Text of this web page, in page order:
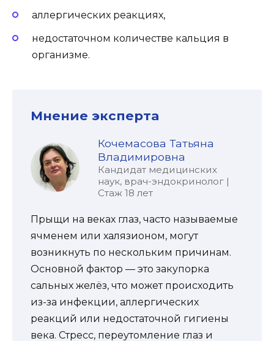
аллергических реакциях,
недостаточном количестве кальция в
организме.
Мнение эксперта
Кочемасова Татьяна
Владимировна
Кандидат медицинских
наук, врач-эндокринолог |
Стаж 18 лет
Прыщи на веках глаз, часто называемые
ячменем или халязионом, могут
возникнуть по нескольким причинам.
Основной фактор — это закупорка
сальных желёз, что может происходить
из-за инфекции, аллергических
реакций или недостаточной гигиены
века. Стресс, переутомление глаз и